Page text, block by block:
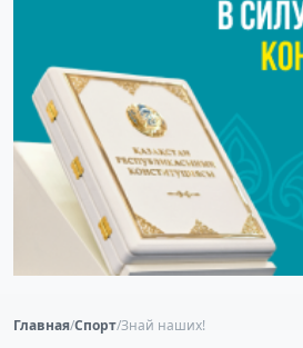
Главная/Спорт/Знай наших!